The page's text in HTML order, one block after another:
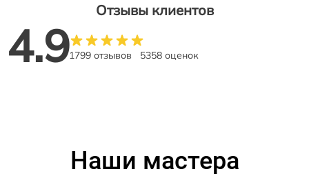
Отзывы клиентов
4.91799 отзывов 5358 оценок
Наши мастера